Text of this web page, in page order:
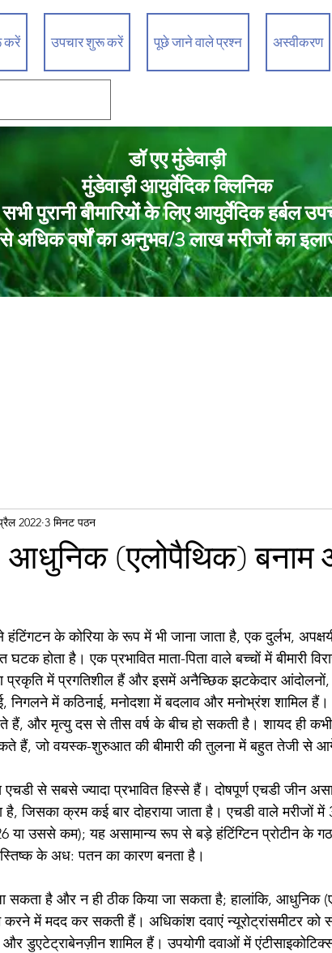
करें उपचार शुरू करें पूछे जाने वाले प्रश्न अस्वीकरण
डॉ एए मुंडेवाड़ी
मुंडेवाड़ी आयुर्वेदिक क्लिनिक
सभी पुरानी बीमारियों के लिए आयुर्वेदिक हर्बल
अधिक वर्षों का अनुभव/3 लाख मरीजों का
आधुनिक (एलोपैथिक) बनाम
2022 3 मिनट पठन
हंटिंगटन के कोरिया के रूप में भी जाना जाता है, एक दुर्लभ,
होता है। एक प्रभावित माता-पिता वाले बच्चों में बीमारी
प्रकृति में प्रगतिशील हैं और इसमें अनैच्छिक झटकेदार
निगलने में कठिनाई, मनोदशा में बदलाव और मनोभ्रंश शामिल
हैं, और मृत्यु दस से तीस वर्ष के बीच हो सकती है। शायद ही कभी,
हैं, जो वयस्क-शुरुआत की बीमारी की तुलना में बहुत तेजी से
से सबसे ज्यादा प्रभावित हिस्से हैं। दोषपूर्ण एचडी जीन
है, जिसका क्रम कई बार दोहराया जाता है। एचडी वाले मरीजों
26 या उससे कम); यह असामान्य रूप से बड़े हंटिंग्टिन प्रोटीन के
के अध: पतन का कारण बनता है।
सकता है और न ही ठीक किया जा सकता है; हालांकि, आधुनिक
करने में मदद कर सकती हैं। अधिकांश दवाएं न्यूरोट्रांसमीटर
डुएटेट्राबेनज़ीन शामिल हैं। उपयोगी दवाओं में